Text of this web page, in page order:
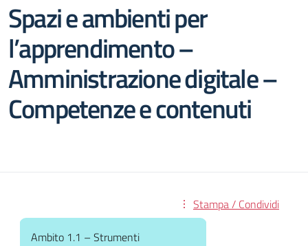
Spazi e ambienti per
l’apprendimento –
Amministrazione digitale –
Competenze e contenuti
Stampa / Condividi
Ambito 1.1 – Strumenti